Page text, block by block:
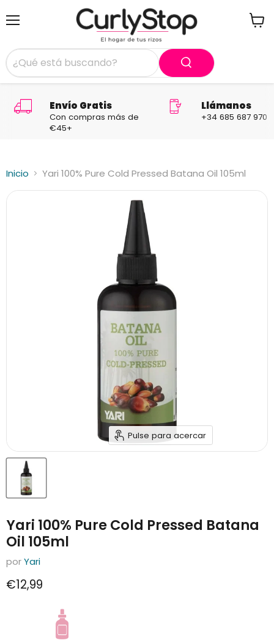
Envío Gratis
Con compras más de
€45+
Llámanos
+34 685 687 970
Inicio Yari 100% Pure Cold Pressed Batana Oil 105ml
Pulse para acercar
Yari 100% Pure Cold Pressed Batana
Oil 105ml
porYari
Precio actual
€12,99